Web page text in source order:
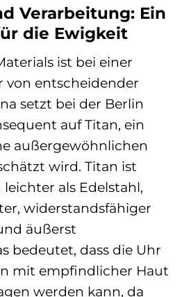
Verarbeitung: Ein
die Ewigkeit
ist bei einer
entscheidender
setzt bei der Berlin
auf Titan, ein
außergewöhnlichen
wird. Titan ist
als Edelstahl,
widerstandsfähiger
äußerst
bedeutet, dass die Uhr
mit empfindlicher Haut
werden kann, da